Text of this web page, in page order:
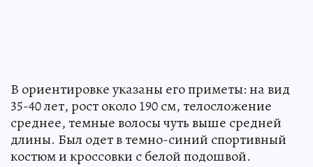
В ориентировке указаны его приметы: на вид
35-40 лет, рост около 190 см, телосложение
среднее, темные волосы чуть выше средней
длины. Был одет в темно-синий спортивный
костюм и кроссовки с белой подошвой.